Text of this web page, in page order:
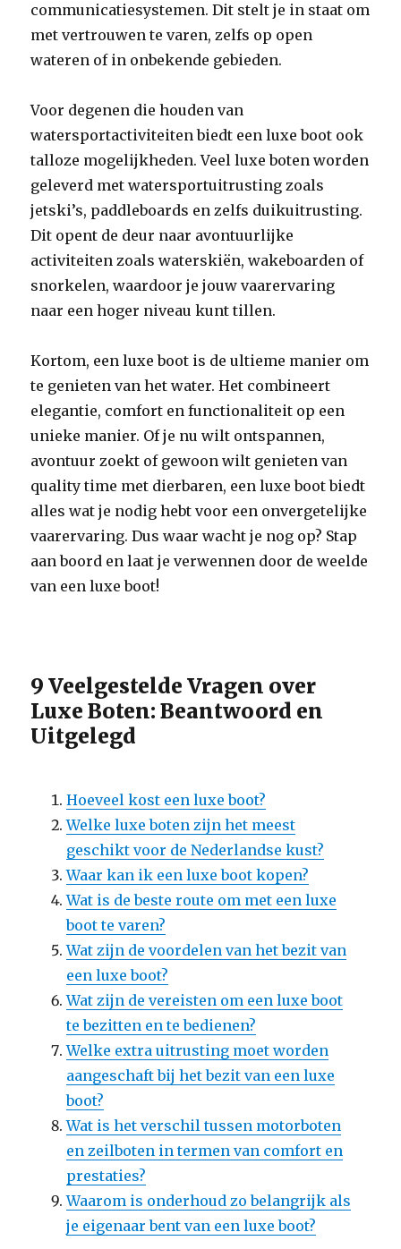
communicatiesystemen. Dit stelt je in staat om
met vertrouwen te varen, zelfs op open
wateren of in onbekende gebieden.
Voor degenen die houden van
watersportactiviteiten biedt een luxe boot ook
talloze mogelijkheden. Veel luxe boten worden
geleverd met watersportuitrusting zoals
jetski’s, paddleboards en zelfs duikuitrusting.
Dit opent de deur naar avontuurlijke
activiteiten zoals waterskiën, wakeboarden of
snorkelen, waardoor je jouw vaarervaring
naar een hoger niveau kunt tillen.
Kortom, een luxe boot is de ultieme manier om
te genieten van het water. Het combineert
elegantie, comfort en functionaliteit op een
unieke manier. Of je nu wilt ontspannen,
avontuur zoekt of gewoon wilt genieten van
quality time met dierbaren, een luxe boot biedt
alles wat je nodig hebt voor een onvergetelijke
vaarervaring. Dus waar wacht je nog op? Stap
aan boord en laat je verwennen door de weelde
van een luxe boot!
9 Veelgestelde Vragen over
Luxe Boten: Beantwoord en
Uitgelegd
Hoeveel kost een luxe boot?
Welke luxe boten zijn het meest
geschikt voor de Nederlandse kust?
Waar kan ik een luxe boot kopen?
Wat is de beste route om met een luxe
boot te varen?
Wat zijn de voordelen van het bezit van
een luxe boot?
Wat zijn de vereisten om een luxe boot
te bezitten en te bedienen?
Welke extra uitrusting moet worden
aangeschaft bij het bezit van een luxe
boot?
Wat is het verschil tussen motorboten
en zeilboten in termen van comfort en
prestaties?
Waarom is onderhoud zo belangrijk als
je eigenaar bent van een luxe boot?